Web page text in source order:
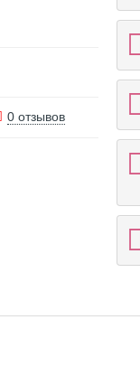
0 отзывов